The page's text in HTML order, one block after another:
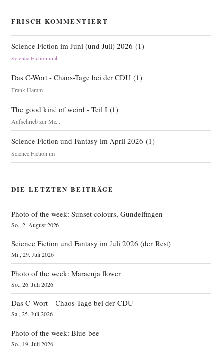
FRISCH KOMMENTIERT
Science Fiction im Juni (und Juli) 2026 (1)
Science Fiction und
Das C-Wort - Chaos-Tage bei der CDU(1)
Frank Hamm
The good kind of weird - Teil I(1)
Aufschrieb zur Me...
Science Fiction und Fantasy im April 2026 (1)
Science Fiction im
DIE LETZTEN BEITRÄGE
Photo of the week: Sunset colours, Gundelfingen
So., 2. August 2026
Science Fiction und Fantasy im Juli 2026 (der Rest)
Mi., 29. Juli 2026
Photo of the week: Maracuja flower
So., 26. Juli 2026
Das C‑Wort – Chaos-Tage bei der CDU
Sa., 25. Juli 2026
Photo of the week: Blue bee
So., 19. Juli 2026